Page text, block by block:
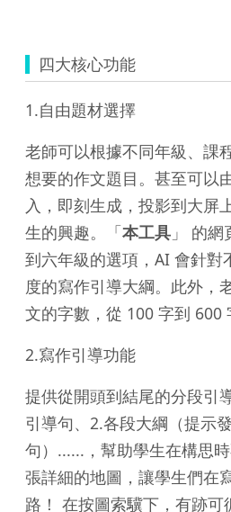
四大核心功能
1.自由題材選擇
老師可以根據不同年級、課
想要的作文題目。甚至可以
入，即刻生成，投影到大屏
生的興趣。「本工具 」 的
到六年級的選項，AI 會針對
度的寫作引導大綱。此外，
文的字數，從 100 字到 600
2.寫作引導功能
提供從開頭到結尾的分段引
引導句、2.各段大綱（提示
句）......，幫助學生在構思
張詳細的地圖，讓學生們在
路！ 在按圖索驥下，有跡可